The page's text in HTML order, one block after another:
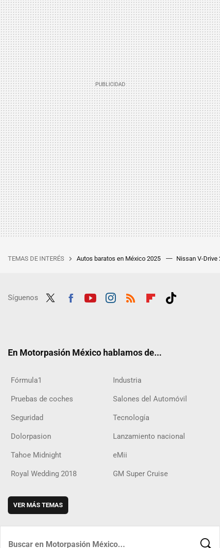
TEMAS DE INTERÉS Autos baratos en México 2025 Nissan V-Drive
Síguenos
En Motorpasión México hablamos de...
Fórmula1 Industria
Pruebas de coches Salones del Automóvil
Seguridad Tecnología
Dolorpasion Lanzamiento nacional
Tahoe Midnight eMii
Royal Wedding 2018 GM Super Cruise
VER MÁS TEMAS